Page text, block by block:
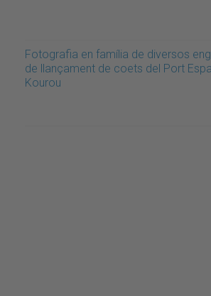
Fotografia en família de diversos
de llançament de coets del Port
Kourou